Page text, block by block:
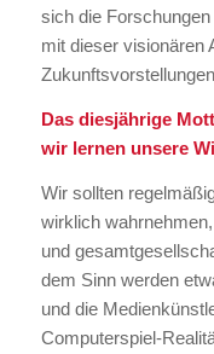
sich die
mit dieser visionären
Das diesjährige
wir lernen unsere
Wir sollten
wirklich
und
dem Sinn werden
und die
Computerspiel-